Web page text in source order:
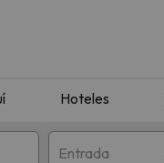
Hoteles
Entrada